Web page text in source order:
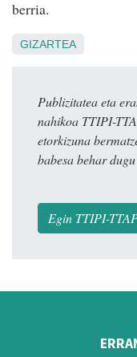
berria.
GIZARTEA
Publizitatea eta
nahikoa TTIPI-
etorkizuna
babesa behar
Egin TTIPI-